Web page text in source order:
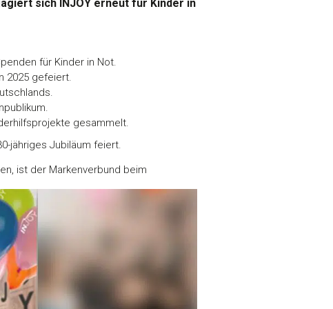
sich INJOY erneut für Kinder in
für Kinder in Not.
2025 gefeiert.
gesammelt.
jähriges Jubiläum feiert.
ist der Markenverbund beim